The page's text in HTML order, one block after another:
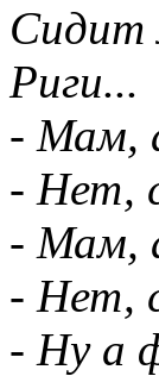
Сидит
Риги...
- Мам,
- Нет,
- Мам,
- Нет,
- Ну а